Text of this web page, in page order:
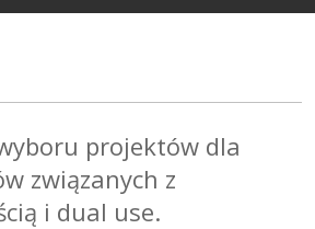
projektów dla
związanych z
i dual use.